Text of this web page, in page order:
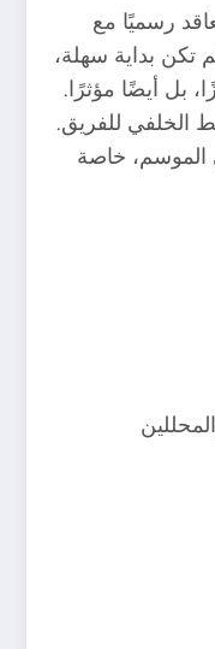
أعلنت إدارة نادي آينتراخت فرانكفورت الألماني في صيف 2023 التعاقد رسميًا مع
لم تكن بداية سهلة،
بل أيضًا مؤثرًا.
الخلفي للفريق.
الموسم، خاصة